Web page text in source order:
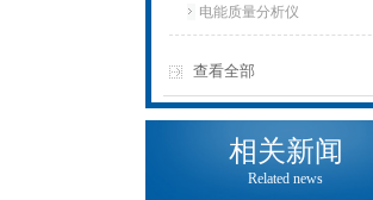
电能质量分析仪
查看全部
相关新闻
Related news